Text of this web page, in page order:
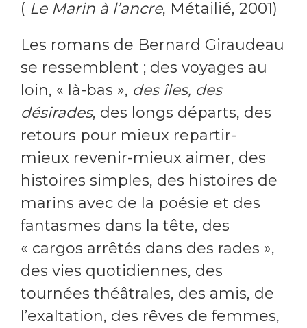
( Le Marin à l’ancre, Métailié, 2001)
Les romans de Bernard Giraudeau
se ressemblent ; des voyages au
loin, « là-bas », des îles, des
désirades, des longs départs, des
retours pour mieux repartir-
mieux revenir-mieux aimer, des
histoires simples, des histoires de
marins avec de la poésie et des
fantasmes dans la tête, des
« cargos arrêtés dans des rades »,
des vies quotidiennes, des
tournées théâtrales, des amis, de
l’exaltation, des rêves de femmes,